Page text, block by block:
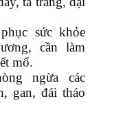
sức khỏe
cần làm
mổ.
ngừa các
gan, đái tháo